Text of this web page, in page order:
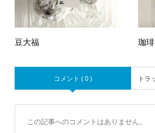
豆大福 珈
コメント ( 0 ) トラ
この記事へのコメントはありません。